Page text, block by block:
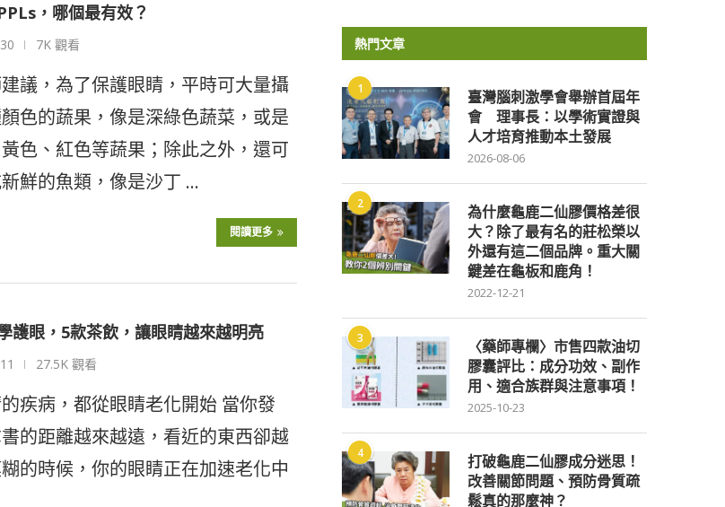
，哪個最有效？
7K 觀看
議，為了保護眼睛，平時可大量攝
色的蔬果，像是深綠色蔬菜，或是
色、紅色等蔬果；除此之外，還可
鮮的魚類，像是沙丁 …
閱讀更多
護眼，5款茶飲，讓眼睛越來越明亮
27.5K 觀看
疾病，都從眼睛老化開始 當你發
的距離越來越遠，看近的東西卻越
的時候，你的眼睛正在加速老化中
熱門文章
1
臺灣腦刺激學會舉辦首屆年
會 理事長：以學術實證與
人才培育推動本土發展
2026-08-06
2
為什麼龜鹿二仙膠價格差很
大？除了最有名的莊松榮以
外還有這二個品牌。重大關
鍵差在龜板和鹿角！
2022-12-21
3
〈藥師專欄〉市售四款油切
膠囊評比：成分功效、副作
用、適合族群與注意事項！
2025-10-23
4
打破龜鹿二仙膠成分迷思！
改善關節問題、預防骨質疏
鬆真的那麼神？